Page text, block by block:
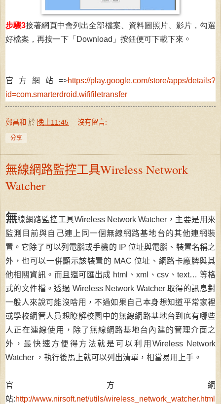
步驟3接著網頁中會列出全部檔案、資料圖照片、影片，勾選
好檔案，再按一下「Download」按鈕便可下載下來 。
官方網站=>https://play.google.com/store/apps/details?
id=com.smarterdroid.wififiletransfer
鄭昌和 於 晚上11:45 沒有留言:
分享
無線網路監控工具Wireless Network
Watcher
無線網路監控工具Wireless Network Watcher，主要是用來
監測目前與自己連上同一個無線網路基地台的其他連網裝
置。它除了可以列電腦或手機的 IP 位址與電腦、裝置名稱之
外，也可以一併顯示該裝置的 MAC 位址、網路卡廠牌與其
他相關資訊。而且還可匯出成 html、xml、csv、text… 等格
式的文件檔。透過 Wireless Network Watcher 取得的訊息對
一般人來說可能沒啥用，不過如果自己本身想知道平常家裡
或學校網管人員想瞭解校園中的無線網路基地台到底有哪些
人正在連線使用，除了無線網路基地台內建的管理介面之
外，最快速方便得方法就是可以利用Wireless Network
Watcher ，執行後馬上就可以列出清單，相當易用上手。
官方網
站:http://www.nirsoft.net/utils/wireless_network_watcher.html